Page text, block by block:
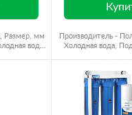
Размер, мм
вода,
Производитель -
Холодная вода,